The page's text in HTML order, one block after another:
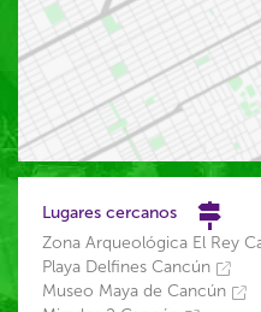
Lugares cercanos
Zona Arqueológica El Rey
Playa Delfines Cancún
Museo Maya de Cancún